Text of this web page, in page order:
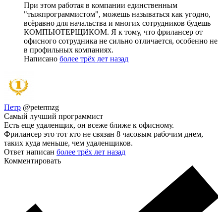
При этом работая в компании единственным
"тыжпрограммистом", можешь называться как угодно,
всёравно для начальства и многих сотрудников будешь
КОМПЬЮТЕРЩИКОМ. Я к тому, что фрилансер от
офисного сотрудника не сильно отличается, особенно не
в профильных компаниях.
Написано более трёх лет назад
Петр @petermzg
Самый лучший программист
Есть еще удаленщик, он всеже ближе к офисному.
Фрилансер это тот кто не связан 8 часовым рабочим днем,
таких куда меньше, чем удаленщиков.
Ответ написан более трёх лет назад
Комментировать